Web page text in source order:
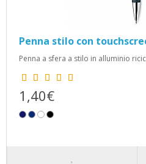
Penna stilo con
Penna a sfera a stilo in alluminio
1,40€